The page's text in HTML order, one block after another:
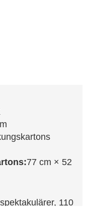
77 cm × 52
110